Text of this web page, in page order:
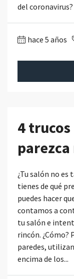
del coronavirus?
hace 5 años
4
parezca
¿Tu salón no es
tienes de qué
puedes hacer
contamos a
tu salón e
rincón. ¿Cómo?
paredes,
encima de los...